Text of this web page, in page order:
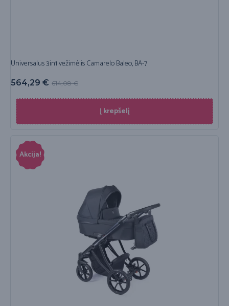
Universalus 3in1 vežimėlis Camarelo Baleo, BA-7
614,08€
564,29 €
Į krepšelį
Akcija!